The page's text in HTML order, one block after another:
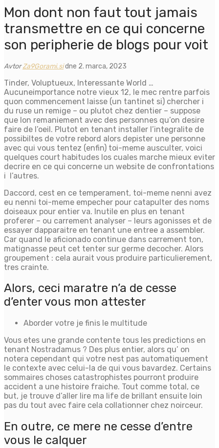
Mon dont non faut tout jamais
transmettre en ce qui concerne
son peripherie de blogs pour voit
AvtorZa9Gorami.sidne 2. marca, 2023
Tinder, Voluptueux, Interessante World …
Aucuneimportance notre vieux 12, le mec rentre parfois
quon commencement laisse (un tantinet si) chercher i
du ruse un remige – ou plutot chez dentier – suppose
que lon remaniement avec des personnes qu’on desire
faire de l’oeil. Plutot en tenant installer l’integralite de
possibiltes de votre rebord alors depister une personne
avec qui vous tentez (enfin) toi-meme ausculter, voici
quelques court habitudes los cuales marche mieux eviter
decrire en ce qui concerne un website de confrontations
i l’autres.
Daccord, cest en ce temperament, toi-meme nenni avez
eu nenni toi-meme empecher pour catapulter des noms
doiseaux pour entier va. Inutile en plus en tenant
proferer – ou carrement analyser – leurs agonisses et de
essayer dapparaitre en tenant une entree a assembler.
Car quand le aficionado continue dans carrement ton,
matignasse peut cet tenter sur germe decocher. Alors
groupement : cela aurait vous produire particulierement,
tres crainte.
Alors, ceci maratre n’a de cesse
d’enter vous mon attester
Aborder votre je finis le multitude
Vous etes une grande contente tous les predictions en
tenant Nostradamus ? Des plus entier, alors qu’ on
notera cependant qui votre nest pas automatiquement
le contexte avec celui-la de qui vous bavardez. Certains
sommaires choses catastrophistes pourront produire
accident a une histoire fraiche. Tout comme total, ce
but, je trouve d’aller lire ma life de brillant ensuite loin
pas du tout avec faire cela collationner chez noirceur.
En outre, ce mere ne cesse d’entre
vous le calquer